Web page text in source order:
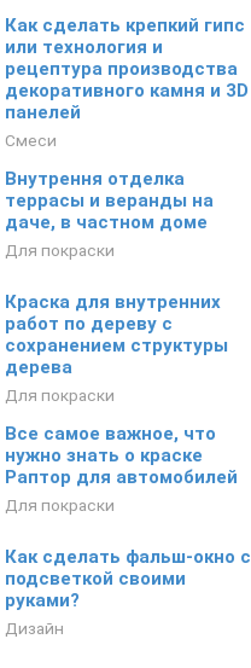
Как сделать крепкий гипс
или технология и
рецептура производства
декоративного камня и 3D
панелей
Смеси
Внутрення отделка
террасы и веранды на
даче, в частном доме
Для покраски
Краска для внутренних
работ по дереву с
сохранением структуры
дерева
Для покраски
Все самое важное, что
нужно знать о краске
Раптор для автомобилей
Для покраски
Как сделать фальш-окно с
подсветкой своими
руками?
Дизайн